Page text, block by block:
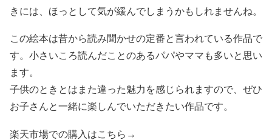
きには、ほっとして気が緩んでしまうかもしれませんね。
この絵本は昔から読み聞かせの定番と言われている作品で
す。小さいころ読んだことのあるパパやママも多いと思い
ます。
子供のときとはまた違った魅力を感じられますので、ぜひ
お子さんと一緒に楽しんでいただきたい作品です。
楽天市場での購入はこちら→